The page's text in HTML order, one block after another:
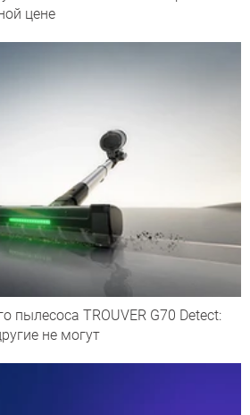
цене
пылесоса TROUVER G70 Detect:
не могут